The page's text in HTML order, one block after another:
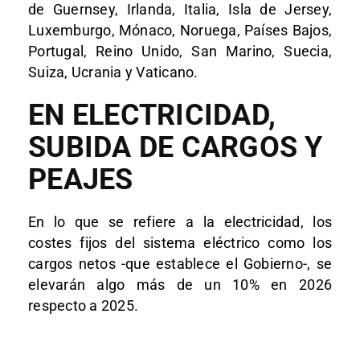
de Guernsey, Irlanda, Italia, Isla de Jersey,
Luxemburgo, Mónaco, Noruega, Países Bajos,
Portugal, Reino Unido, San Marino, Suecia,
Suiza, Ucrania y Vaticano.
EN ELECTRICIDAD,
SUBIDA DE CARGOS Y
PEAJES
En lo que se refiere a la electricidad, los
costes fijos del sistema eléctrico como los
cargos netos -que establece el Gobierno-, se
elevarán algo más de un 10% en 2026
respecto a 2025.